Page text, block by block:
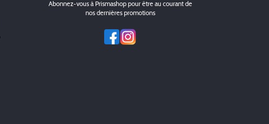
Abonnez-vous à Prismashop pour être au courant de
nos dernières promotions